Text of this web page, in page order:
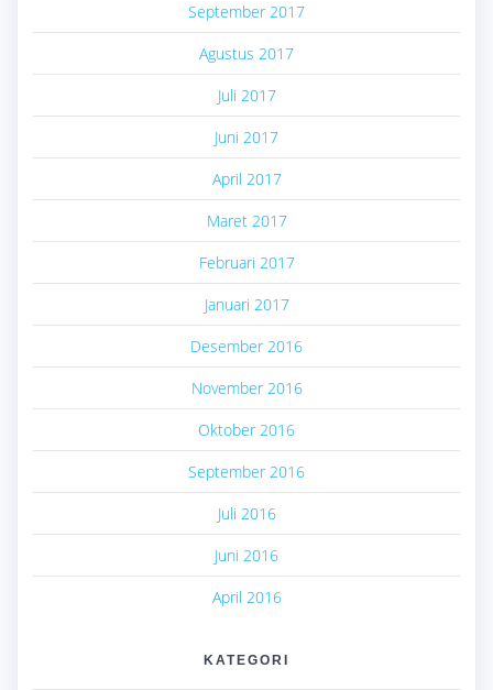
September 2017
Agustus 2017
Juli 2017
Juni 2017
April 2017
Maret 2017
Februari 2017
Januari 2017
Desember 2016
November 2016
Oktober 2016
September 2016
Juli 2016
Juni 2016
April 2016
KATEGORI